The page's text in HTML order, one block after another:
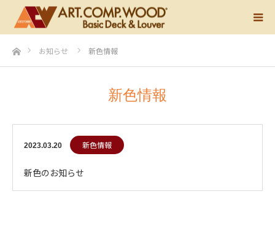
ホームお知らせ 新色情報
新色情報
2023.03.20 新色情報
新色のお知らせ